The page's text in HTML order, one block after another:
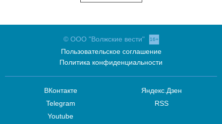
© ООО "Волжские вести" 16+
Пользовательское соглашение
Политика конфиденциальности
ВКонтакте
Telegram
Youtube
Яндекс.Дзен
RSS